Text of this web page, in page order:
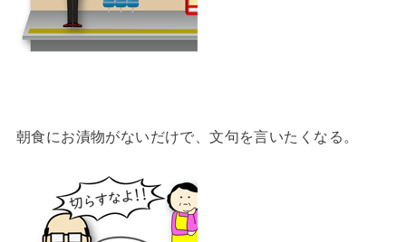
朝食にお漬物がないだけで、文句を言いたくなる。